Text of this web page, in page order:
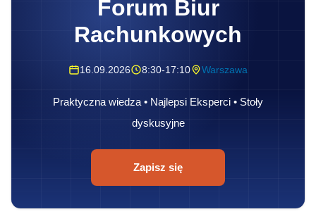
Forum Biur
Rachunkowych
16.09.2026 8:30-17:10 Warszawa
Praktyczna wiedza • Najlepsi Eksperci • Stoły
dyskusyjne
Zapisz się